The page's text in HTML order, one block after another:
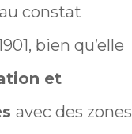
constat
bien qu’elle
et
avec des zones